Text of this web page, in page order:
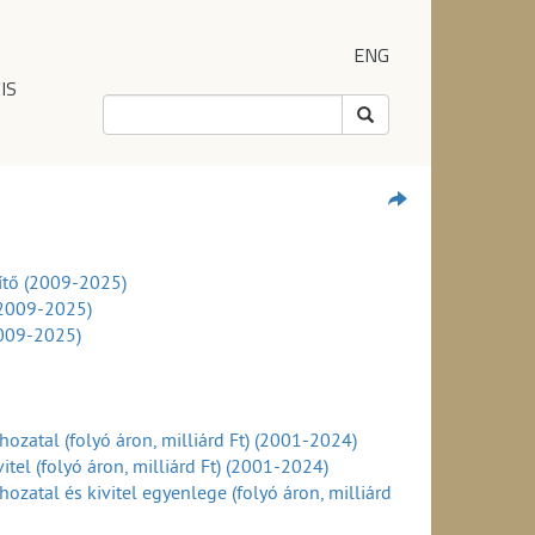
ENG
(2009-2025)
2025)
2025)
(folyó áron, milliárd Ft) (2001-2024)
(folyó áron, milliárd Ft) (2001-2024)
és kivitel egyenlege (folyó áron, milliárd